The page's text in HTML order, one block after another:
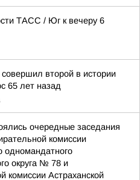
ТАСС / Юг к вечеру 6
второй в истории
65 лет назад
очередные заседания
комиссии
одномандатного
округа № 78 и
комиссии Астраханской